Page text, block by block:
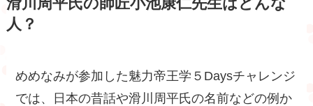
滑川周平氏の師匠小池康仁先生はどんな
人？
めめなみが参加した魅力帝王学５Daysチャレンジ
では、日本の昔話や滑川周平氏の名前などの例か